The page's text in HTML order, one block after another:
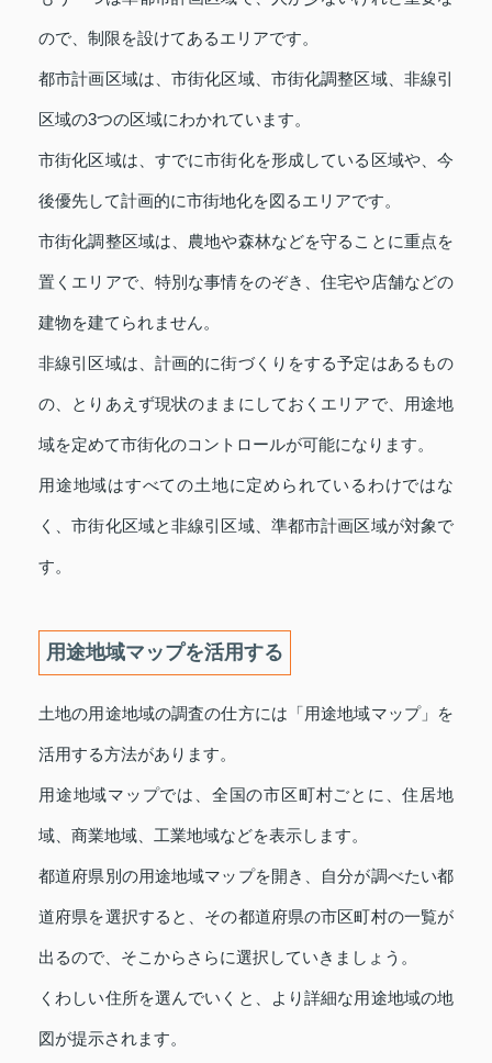
ので、制限を設けてあるエリアです。
都市計画区域は、市街化区域、市街化調整区域、非線引
区域の3つの区域にわかれています。
市街化区域は、すでに市街化を形成している区域や、今
後優先して計画的に市街地化を図るエリアです。
市街化調整区域は、農地や森林などを守ることに重点を
置くエリアで、特別な事情をのぞき、住宅や店舗などの
建物を建てられません。
非線引区域は、計画的に街づくりをする予定はあるもの
の、とりあえず現状のままにしておくエリアで、用途地
域を定めて市街化のコントロールが可能になります。
用途地域はすべての土地に定められているわけではな
く、市街化区域と非線引区域、準都市計画区域が対象で
す。
用途地域マップを活用する
土地の用途地域の調査の仕方には「用途地域マップ」を
活用する方法があります。
用途地域マップでは、全国の市区町村ごとに、住居地
域、商業地域、工業地域などを表示します。
都道府県別の用途地域マップを開き、自分が調べたい都
道府県を選択すると、その都道府県の市区町村の一覧が
出るので、そこからさらに選択していきましょう。
くわしい住所を選んでいくと、より詳細な用途地域の地
図が提示されます。